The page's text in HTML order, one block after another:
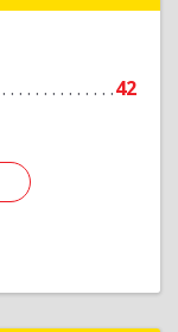
42
Подробнее